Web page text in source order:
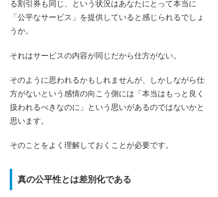
る割引券も同じ、という状況はあなたにとって本当に
「公平なサービス」を提供していると感じられるでしょ
うか。
それはサービスの内容が同じだから仕方がない。
そのように思われるかもしれませんが、しかしながら仕
方がないという感情の向こう側には「本当はもっと良く
扱われるべきなのに」という思いがあるのではないかと
思います。
そのことをよく理解しておくことが必要です。
真の公平性とは差別化である